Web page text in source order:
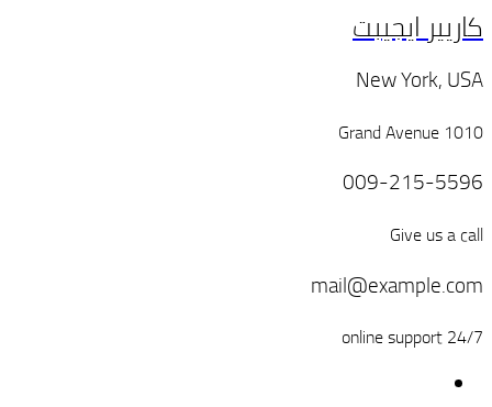
كاريير ايجيبت
New York, USA
1010 Grand Avenue
009-215-5596
Give us a call
mail@example.com
24/7 online support